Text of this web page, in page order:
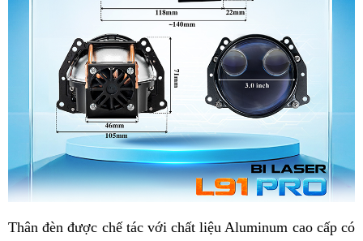
Thân đèn được chế tác với chất liệu Aluminum cao cấp có